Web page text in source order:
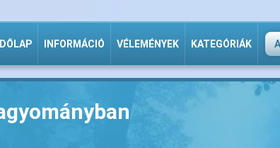
INFORMÁCIÓ VÉLEMÉNYEK KATEGÓRIÁK